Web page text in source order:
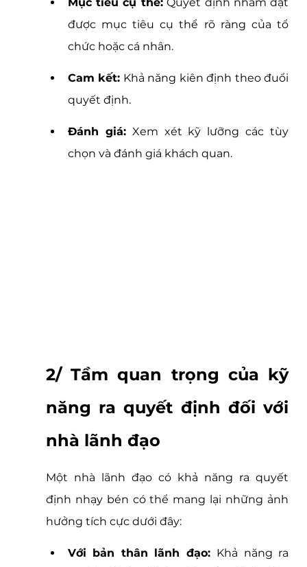
được mục tiêu cụ thể rõ ràng của tổ
chức hoặc cá nhân.
Cam kết: Khả năng kiên định theo đuổi
quyết định.
Đánh giá: Xem xét kỹ lưỡng các tùy
chọn và đánh giá khách quan.
2/ Tầm quan trọng của kỹ
năng ra quyết định đối với
nhà lãnh đạo
Một nhà lãnh đạo có khả năng ra quyết
định nhạy bén có thể mang lại những ảnh
hưởng tích cực dưới đây:
Với bản thân lãnh đạo: Khả năng ra